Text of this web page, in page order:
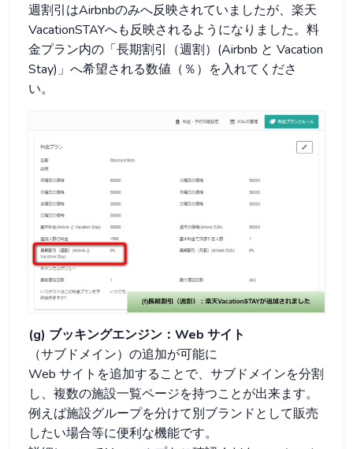
週割引はAirbnbのみへ反映されていましたが、楽天
VacationSTAYへも反映されるようになりました。料
金プラン内の「長期割引（週割）(Airbnb と Vacation
Stay)」へ希望される数値（％）を入れてくださ
い。
(g) ブッキングエンジン：Web サイト
（サブドメイン）の追加が可能に
Web サイトを追加することで、サブドメインを分割
し、複数の施設一覧ページを持つことが出来ます。
例えば施設グループを分けて別ブランドとして販売
したい場合等に便利な機能です。